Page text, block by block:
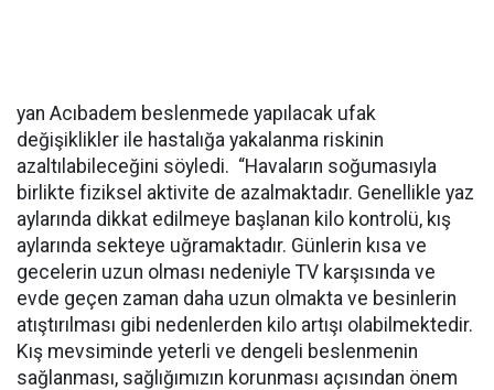
yan Acıbadem beslenmede yapılacak ufak
değişiklikler ile hastalığa yakalanma riskinin
azaltılabileceğini söyledi. “Havaların soğumasıyla
birlikte fiziksel aktivite de azalmaktadır. Genellikle yaz
aylarında dikkat edilmeye başlanan kilo kontrolü, kış
aylarında sekteye uğramaktadır. Günlerin kısa ve
gecelerin uzun olması nedeniyle TV karşısında ve
evde geçen zaman daha uzun olmakta ve besinlerin
atıştırılması gibi nedenlerden kilo artışı olabilmektedir.
Kış mevsiminde yeterli ve dengeli beslenmenin
sağlanması, sağlığımızın korunması açısından önem